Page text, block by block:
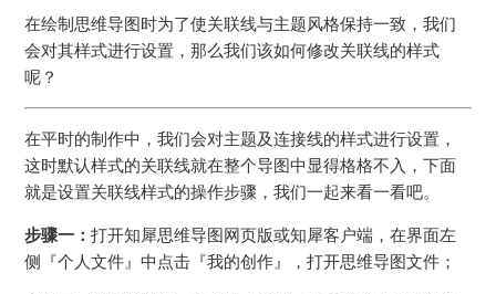
在绘制思维导图时为了使关联线与主题风格保持一致，我们
会对其样式进行设置，那么我们该如何修改关联线的样式
呢？
在平时的制作中，我们会对主题及连接线的样式进行设置，
这时默认样式的关联线就在整个导图中显得格格不入，下面
就是设置关联线样式的操作步骤，我们一起来看一看吧。
步骤一：打开知犀思维导图网页版或知犀客户端，在界面左
侧『个人文件』中点击『我的创作』，打开思维导图文件；